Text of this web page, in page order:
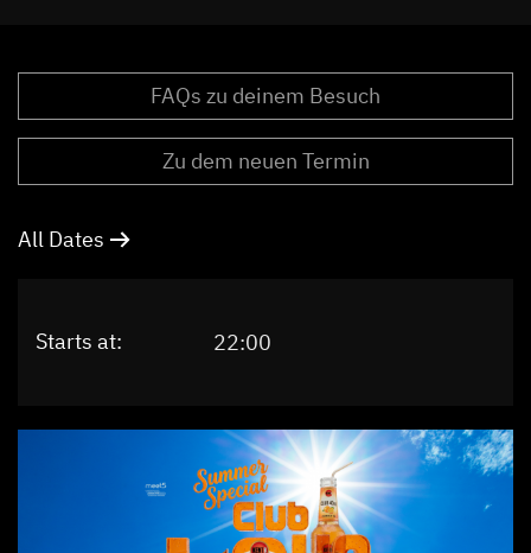
FAQs zu deinem Besuch
Zu dem neuen Termin
All Dates
Starts at: 22:00